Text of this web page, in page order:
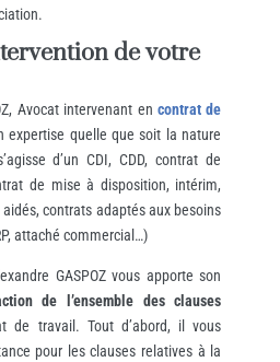
de votre
Avocat intervenant en contrat de
expertise quelle que soit la nature
d’un CDI, CDD, contrat de
de mise à disposition, intérim,
contrats adaptés aux besoins
attaché commercial…)
GASPOZ vous apporte son
de l’ensemble des clauses
de travail. Tout d’abord, il vous
pour les clauses relatives à la